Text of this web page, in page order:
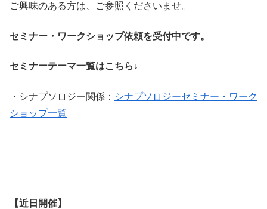
ご興味のある方は、ご参照くださいませ。
セミナー・ワークショップ依頼を受付中です。
セミナーテーマ一覧はこちら↓
・シナプソロジー関係： シナプソロジーセミナー・ワーク
ショップ一覧
【近日開催】